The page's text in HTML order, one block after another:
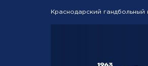
Краснодарский гандбольный